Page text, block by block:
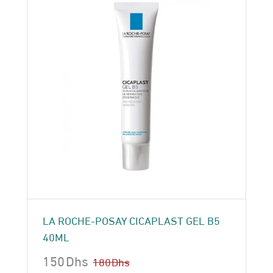
LA ROCHE-POSAY CICAPLAST GEL B5
40ML
180Dhs
150Dhs